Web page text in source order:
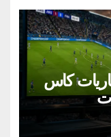
كأس